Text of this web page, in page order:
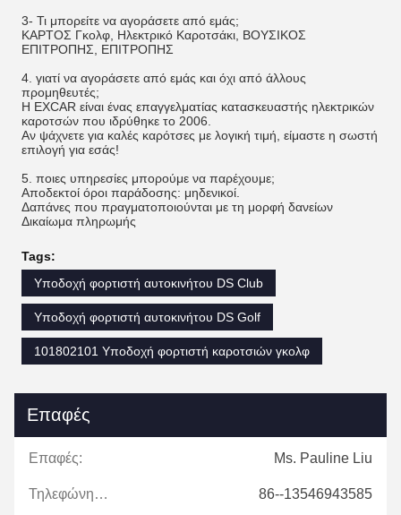
3- Τι μπορείτε να αγοράσετε από εμάς;
ΚΑΡΤΟΣ Γκολφ, Ηλεκτρικό Καροτσάκι, ΒΟΥΣΙΚΟΣ
ΕΠΙΤΡΟΠΗΣ, ΕΠΙΤΡΟΠΗΣ
4. γιατί να αγοράσετε από εμάς και όχι από άλλους
προμηθευτές;
Η EXCAR είναι ένας επαγγελματίας κατασκευαστής ηλεκτρικών
καροτσών που ιδρύθηκε το 2006.
Αν ψάχνετε για καλές καρότσες με λογική τιμή, είμαστε η σωστή
επιλογή για εσάς!
5. ποιες υπηρεσίες μπορούμε να παρέχουμε;
Αποδεκτοί όροι παράδοσης: μηδενικοί.
Δαπάνες που πραγματοποιούνται με τη μορφή δανείων
Δικαίωμα πληρωμής
Tags:
Υποδοχή φορτιστή αυτοκινήτου DS Club
Υποδοχή φορτιστή αυτοκινήτου DS Golf
101802101 Υποδοχή φορτιστή καροτσιών γκολφ
Επαφές
Επαφές: Ms. Pauline Liu
Τηλεφώνημα: 86--13546943585